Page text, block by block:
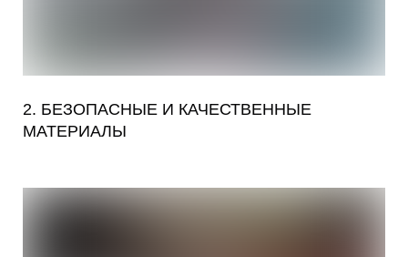
2. БЕЗОПАСНЫЕ И КАЧЕСТВЕННЫЕ
МАТЕРИАЛЫ